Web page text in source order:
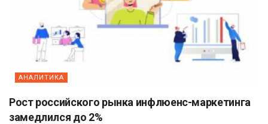
АНАЛИТИКА
Рост российского рынка инфлюенс-маркетинга
замедлился до 2%